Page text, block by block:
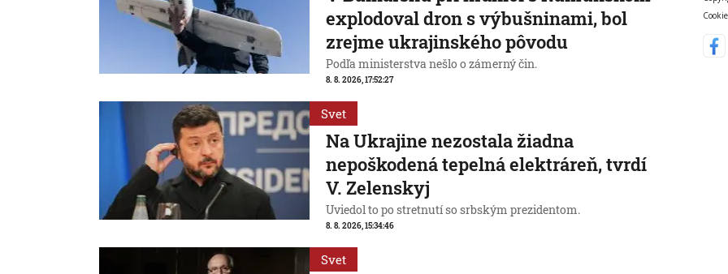
explodoval dron s výbušninami, bol
zrejme ukrajinského pôvodu
Podľa ministerstva nešlo o zámerný čin.
8. 8. 2026, 17:52:27
Svet
Na Ukrajine nezostala žiadna
nepoškodená tepelná elektráreň, tvrdí
V. Zelenskyj
Uviedol to po stretnutí so srbským prezidentom.
8. 8. 2026, 15:34:46
Svet